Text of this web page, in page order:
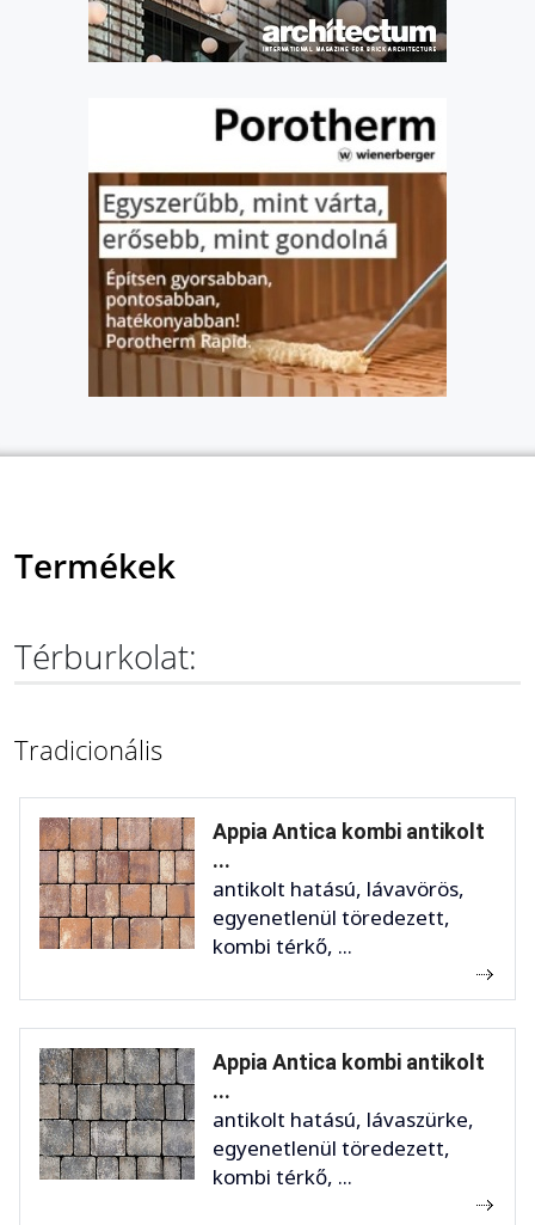
Termékek
Térburkolat:
Tradicionális
Appia Antica kombi antikolt
...
antikolt hatású, lávavörös,
egyenetlenül töredezett,
kombi térkő, ...
Appia Antica kombi antikolt
...
antikolt hatású, lávaszürke,
egyenetlenül töredezett,
kombi térkő, ...